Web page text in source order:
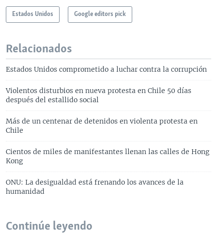
Estados Unidos Google editors pick
Relacionados
Estados Unidos comprometido a luchar contra la corrupción
Violentos disturbios en nueva protesta en Chile 50 días
después del estallido social
Más de un centenar de detenidos en violenta protesta en
Chile
Cientos de miles de manifestantes llenan las calles de Hong
Kong
ONU: La desigualdad está frenando los avances de la
humanidad
Continúe leyendo